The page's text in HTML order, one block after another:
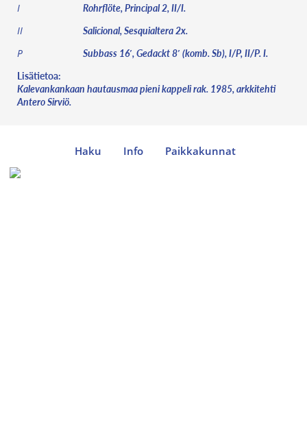
I Rohrflöte, Principal 2, II/I.
II Salicional, Sesquialtera 2x.
P
Subbass 16′, Gedackt 8′ (komb. Sb), I/P, II/P. I.
Lisätietoa:
Kalevankankaan hautausmaa pieni kappeli rak. 1985, arkkitehti
Antero Sirviö.
Haku Info Paikkakunnat